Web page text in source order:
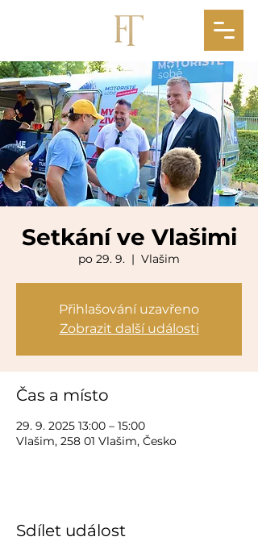
Setkání ve Vlašimi
po 29. 9.
  |
Vlašim
Přihlašování uzavřeno
Zobrazit další události
Čas a místo
29. 9. 2025 13:00 – 15:00
Vlašim, 258 01 Vlašim, Česko
Sdílet událost